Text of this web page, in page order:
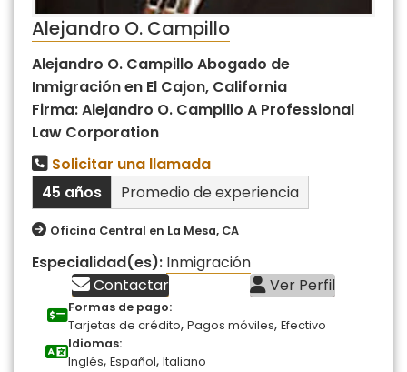
Alejandro O. Campillo
Alejandro O. Campillo Abogado de
Inmigración en El Cajon, California
Firma: Alejandro O. Campillo A Professional
Law Corporation
Solicitar una llamada
45 años
Promedio de experiencia
Oficina Central en La Mesa, CA
Especialidad(es): Inmigración
Contactar
Ver Perfil
Formas de pago:
Tarjetas de crédito, Pagos móviles, Efectivo
Idiomas:
Inglés, Español, Italiano